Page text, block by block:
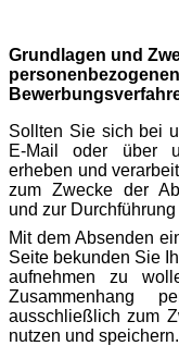
Grundlagen und
Sollten Sie sich bei
E-Mail oder über
erheben und
zum Zwecke der
und zur
Mit dem Absenden
Seite bekunden Sie
aufnehmen zu
Zusammenhang
ausschließlich zum
nutzen und speichern.